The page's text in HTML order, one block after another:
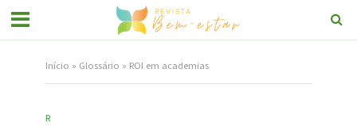
Início » Glossário » ROI em academias
R